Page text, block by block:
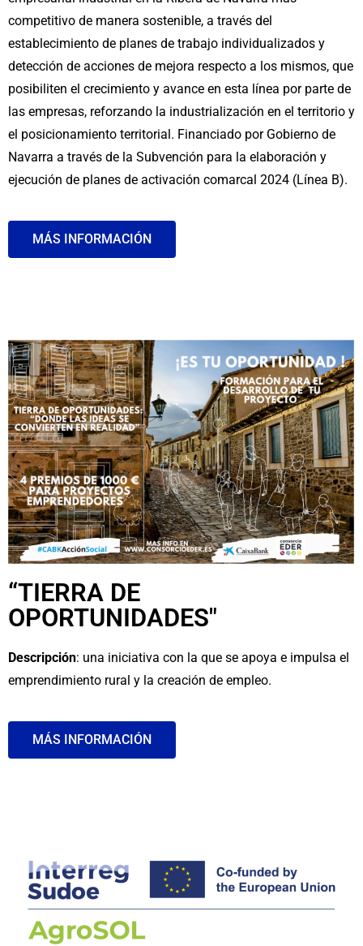
competitivo de manera sostenible, a través del
establecimiento de planes de trabajo individualizados y
detección de acciones de mejora respecto a los mismos, que
posibiliten el crecimiento y avance en esta línea por parte de
las empresas, reforzando la industrialización en el territorio y
el posicionamiento territorial. Financiado por Gobierno de
Navarra a través de la Subvención para la elaboración y
ejecución de planes de activación comarcal 2024 (Línea B).
MÁS INFORMACIÓN
“TIERRA DE
OPORTUNIDADES"
Descripción: una iniciativa con la que se apoya e impulsa el
emprendimiento rural y la creación de empleo.
MÁS INFORMACIÓN